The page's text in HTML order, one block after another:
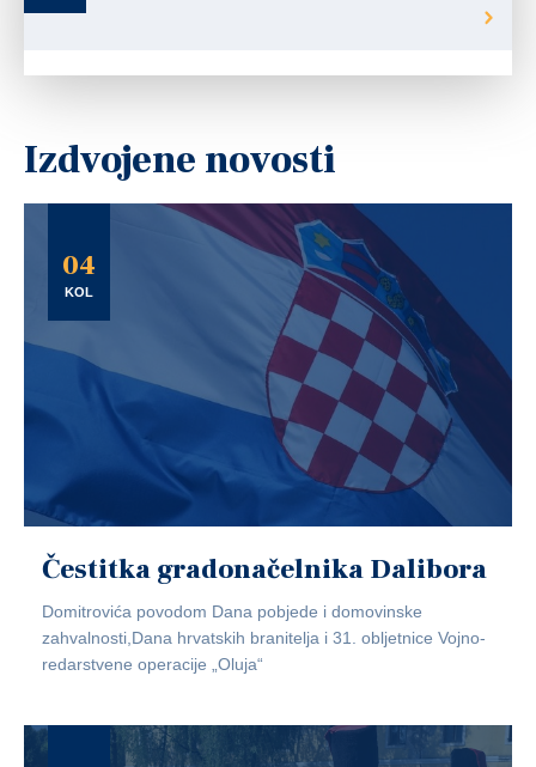
Izdvojene novosti
04
KOL
Čestitka gradonačelnika Dalibora
Domitrovića povodom Dana pobjede i domovinske
zahvalnosti,Dana hrvatskih branitelja i 31. obljetnice Vojno-
redarstvene operacije „Oluja“